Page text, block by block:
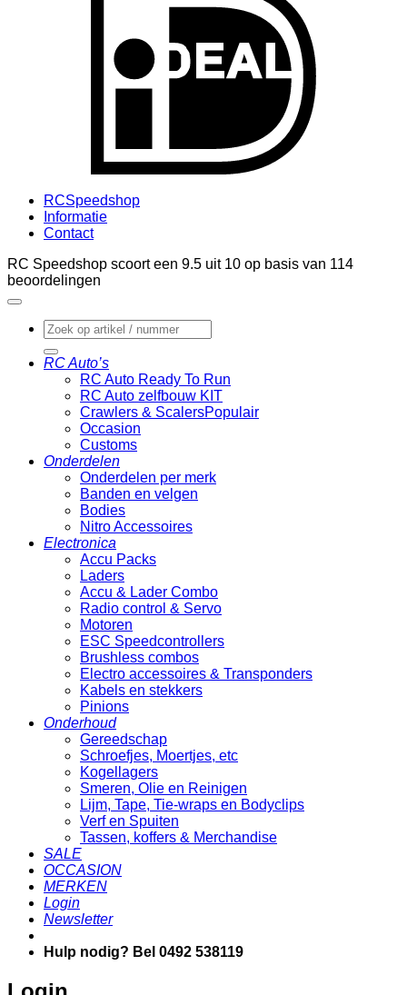
RCSpeedshop
Informatie
Contact
RC Speedshop scoort een 9.5 uit 10 op basis van 114
beoordelingen
Zoeken
naar:
RC Auto’s
RC Auto Ready To Run
RC Auto zelfbouw KIT
Crawlers & Scalers
Occasion
Customs
Onderdelen
Onderdelen per merk
Banden en velgen
Bodies
Nitro Accessoires
Electronica
Accu Packs
Laders
Accu & Lader Combo
Radio control & Servo
Motoren
ESC Speedcontrollers
Brushless combos
Electro accessoires & Transponders
Kabels en stekkers
Pinions
Onderhoud
Gereedschap
Schroefjes, Moertjes, etc
Kogellagers
Smeren, Olie en Reinigen
Lijm, Tape, Tie-wraps en Bodyclips
Verf en Spuiten
Tassen, koffers & Merchandise
SALE
OCCASION
MERKEN
Login
Newsletter
Hulp nodig? Bel 0492 538119